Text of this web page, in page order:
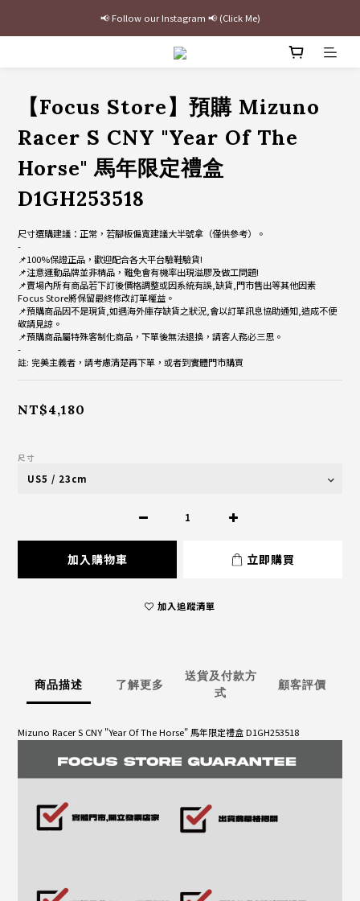
最新三方聯名倒鉤，火熱預購接單中🔥
📢 Follow our Instagram 📢 (Click Me)
加入官網會員即贈$100購物金
【Focus Store】預購 Mizuno
Racer S CNY "Year Of The
Horse" 馬年限定禮盒
D1GH253518
尺寸選購建議：正常，若腳板偏寬建議大半號拿（僅供參考）。
-
📌100%保證正品，歡迎配合各大平台驗鞋驗貨!
📌注意運動品牌並非精品，難免會有機率出現溢膠及做工問題!
📌賣場內所有商品若下訂後價格調整或因系統有誤,缺貨,門市售出等其他因素
Focus Store將保留最終修改訂單權益。
📌預購商品因不是現貨,如遇海外庫存缺貨之狀況,會以訂單訊息協助通知,造成不便
敬請見諒。
📌預購商品屬特殊客制化商品，下單後無法退換，請客人務必三思。
-
註: 完美主義者，請考慮清楚再下單，或者到實體門市購買
NT$4,180
尺寸
加入購物車 立即購買
加入追蹤清單
商品描述 了解更多
送貨及付款方
式
顧客評價
Mizuno Racer S CNY "Year Of The Horse" 馬年限定禮盒 D1GH253518